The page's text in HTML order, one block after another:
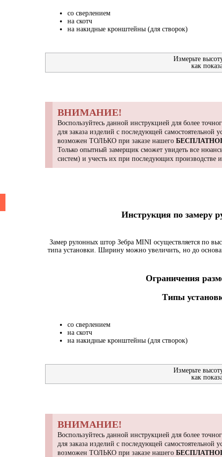
со сверлением
на скотч
на накидные кронштейны (для створок)
Измерьте
как
ВНИМАНИЕ!
Воспользуйтесь данной инструкцией для более
для заказа изделий с последующей
возможен ТОЛЬКО при заказе нашего
Только опытный замерщик сможет увидеть все
систем) и учесть их при последующих производстве
Инструкция по
Замер рулонных штор Зебра MINI осуществляется по
типа установки. Ширину можно увеличить, но до
Ограничения
Типы
со сверлением
на скотч
на накидные кронштейны (для створок)
Измерьте
как
ВНИМАНИЕ!
Воспользуйтесь данной инструкцией для более
для заказа изделий с последующей
возможен ТОЛЬКО при заказе нашего